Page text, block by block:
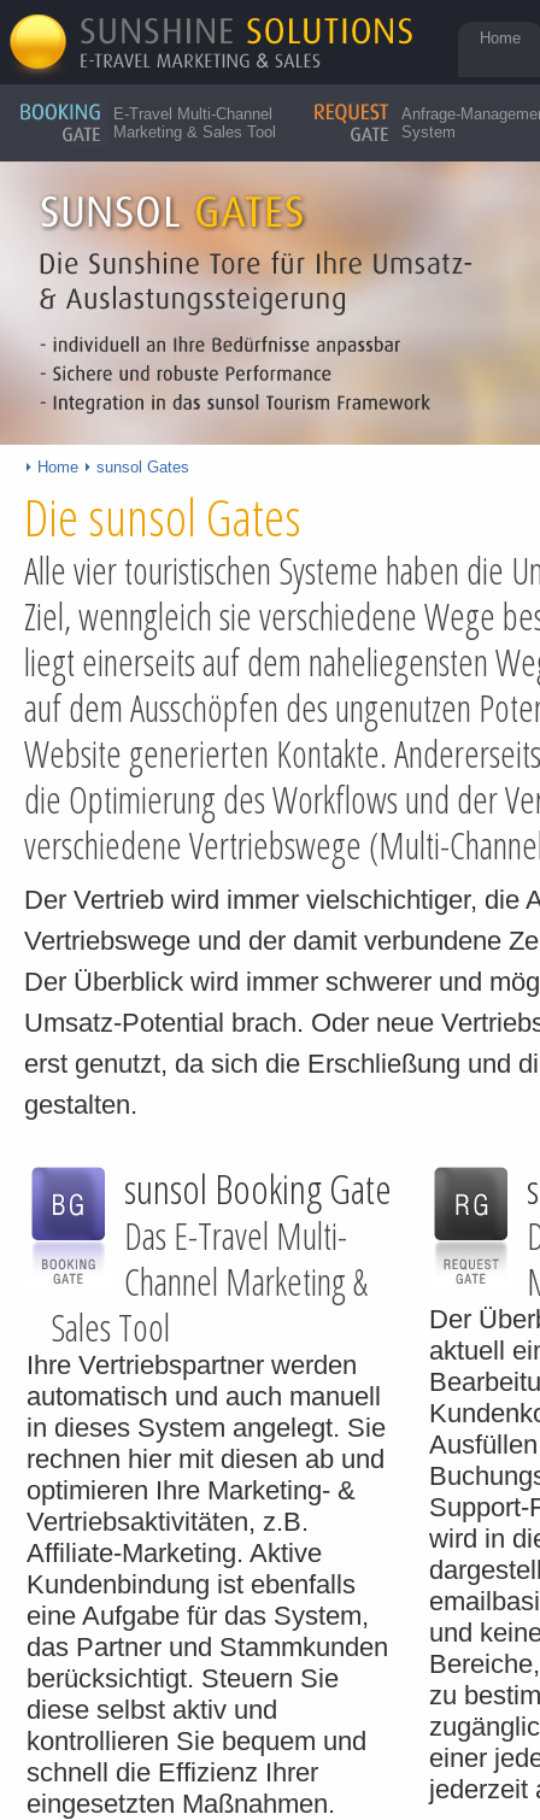
Home
E-Travel Multi-Channel
Marketing & Sales Tool
Anfrage-
System
Home sunsol Gates
Die sunsol Gates
Alle vier touristischen Systeme haben die
Ziel, wenngleich sie verschiedene Wege
liegt einerseits auf dem naheliegensten
auf dem Ausschöpfen des ungenutzen
Website generierten Kontakte.
die Optimierung des Workflows und der
verschiedene Vertriebswege (Multi-
Der Vertrieb wird immer vielschichtiger, die
Vertriebswege und der damit verbundene
Der Überblick wird immer schwerer und
Umsatz-Potential brach. Oder neue
erst genutzt, da sich die Erschließung und
gestalten.
sunsol Booking Gate
Das E-Travel Multi-
Channel Marketing &
Sales Tool
Ihre Vertriebspartner werden
automatisch und auch manuell
in dieses System angelegt. Sie
rechnen hier mit diesen ab und
optimieren Ihre Marketing- &
Vertriebsaktivitäten, z.B.
Affiliate-Marketing. Aktive
Kundenbindung ist ebenfalls
eine Aufgabe für das System,
das Partner und Stammkunden
berücksichtigt. Steuern Sie
diese selbst aktiv und
kontrollieren Sie bequem und
schnell die Effizienz Ihrer
eingesetzten Maßnahmen.
Der
aktuell
Support-
wird in
und
zu
einer
jederzeit